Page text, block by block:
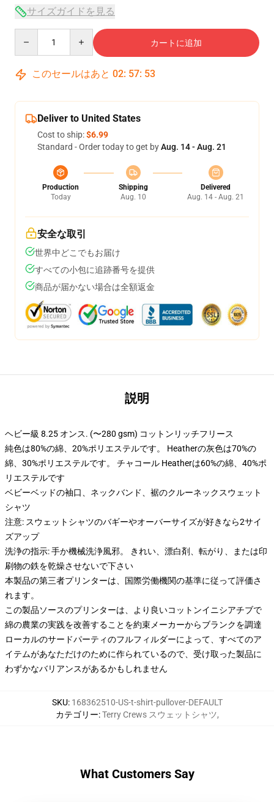
サイズガイドを見る
カートに追加
このセールはあと 02: 57: 52
Deliver to United States
Cost to ship:$6.99
Standard - Order today to get byAug. 14 - Aug. 21
Production
Today
Shipping
Aug. 10
Delivered
Aug. 14 - Aug. 21
安全な取引
世界中どこでもお届け
すべての小包に追跡番号を提供
商品が届かない場合は全額返金
説明
ヘビー級 8.25 オンス. (〜280 gsm) コットンリッチフリース
純色は80%の綿、20%ポリエステルです。 Heatherの灰色は70%の
綿、30%ポリエステルです。 チャコール Heatherは60%の綿、40%ポ
リエステルです
ベビーベッドの袖口、ネックバンド、裾のクルーネックスウェット
シャツ
注意: スウェットシャツのバギーやオーバーサイズが好きなら2サイ
ズアップ
洗浄の指示: 手か機械洗浄風邪。 きれい、漂白剤、転がり、または印
刷物の鉄を乾燥させないで下さい
本製品の第三者プリンターは、国際労働機関の基準に従って評価さ
れます。
この製品ソースのプリンターは、より良いコットンイニシアチブで
綿の農業の実践を改善することを約束メーカーからブランクを調達
ローカルのサードパーティのフルフィルダーによって、すべてのア
イテムがあなただけのために作られているので、受け取った製品に
わずかなバリアンスがあるかもしれません
SKU: 168362510-US-t-shirt-pullover-DEFAULT
カテゴリー:Terry Crews スウェットシャツ,
What Customers Say